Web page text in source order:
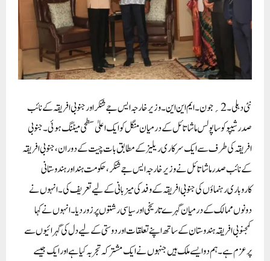
نئی دہلی۔2؍ جون۔ ایم این این۔ وزیر خارجہ ایس جے شنکر اور جنوبی افریقہ کے نائب
صدر شیپوکوسا پولس ماشاتائل کے درمیان منگل کو ایک اعلیٰ سطحی میٹنگ ہوئی۔ جنوبی
افریقہ کی طرف سے ایک سرکاری ریلیز کے مطابق بات چیت کے دوران، جنوبی افریقہ
کے نائب صدر ماشاتائل نے وزیر خارجہ ایس جے شنکر، حکومت ہند اور ہندوستانی
کاروباری رہنماؤں کی جنوبی افریقہ کے وفد کی میزبانی کے لیے تعریف کی۔ انہوں نے
دونوں ممالک کے درمیان گہرے تاریخی اور سیاسی رشتوں پر زور دیا۔ انہوں نے کہا
کہجنوبی افریقہ ہندوستان کے ساتھ اپنے تعلقات اور دوستی کے لیے دل کی گہرائیوں سے
پرعزم ہے۔ ہم دو ایسے ملک ہیں جنہوں نے ایک مشترکہ تجربہ کیا ہے اور ایک جیسے